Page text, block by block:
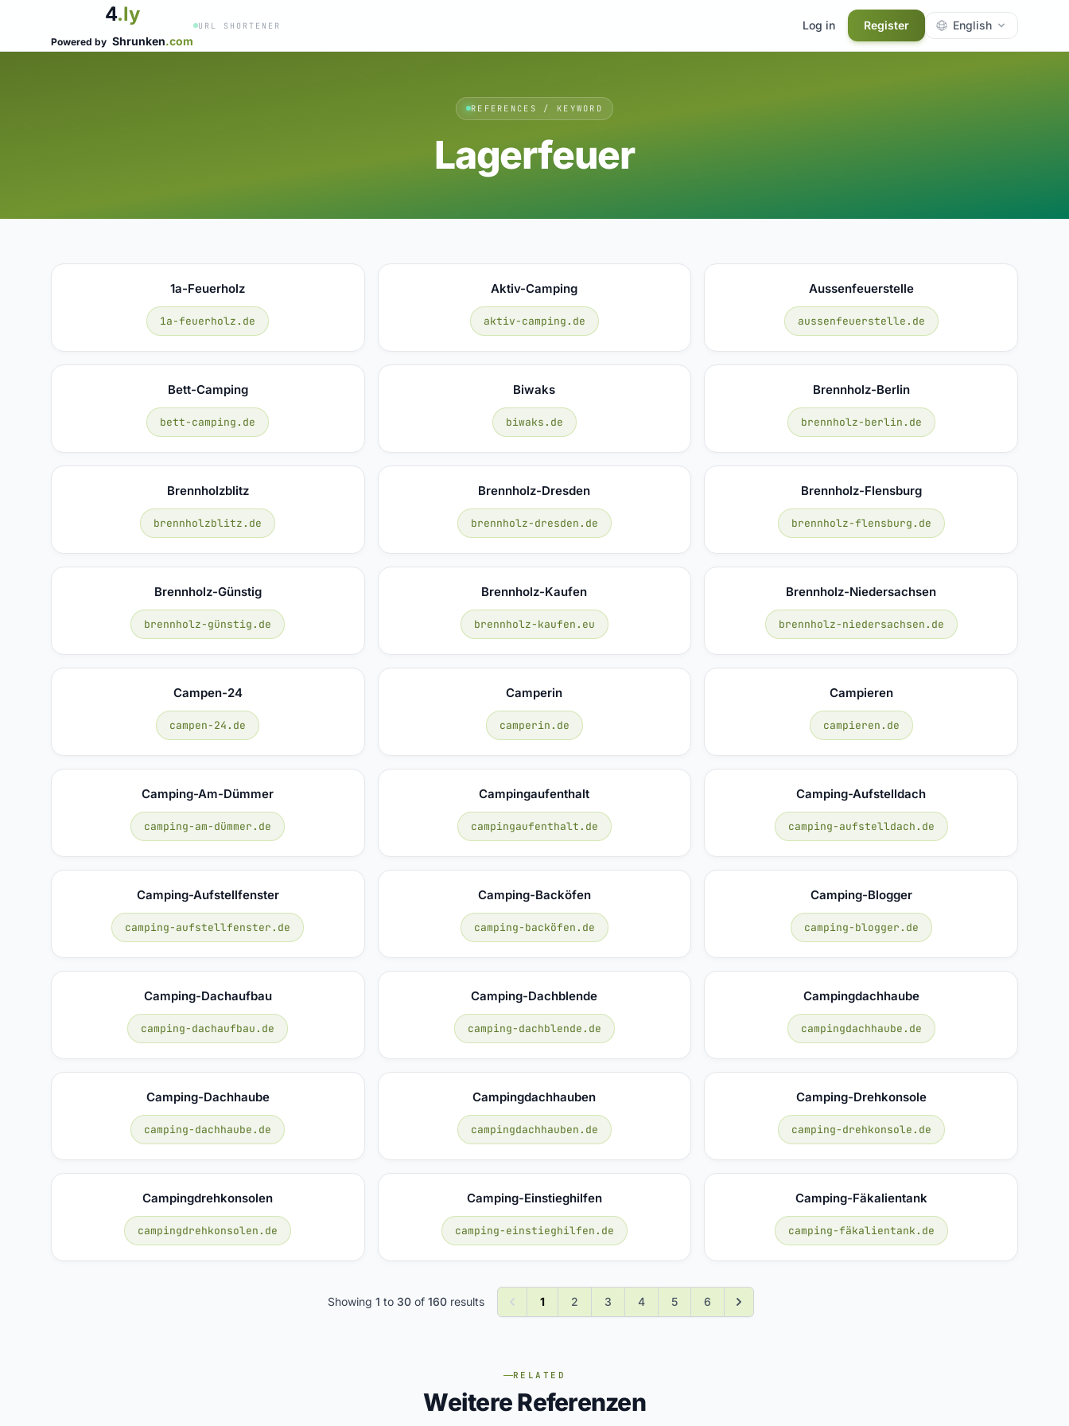
4.ly
Powered by Shrunken.com
URL SHORTENER Log in Register English
REFERENCES / KEYWORD
Lagerfeuer
1a-Feuerholz
1a-feuerholz.de
Aktiv-Camping
aktiv-camping.de
Aussenfeuerstelle
aussenfeuerstelle.de
Bett-Camping
bett-camping.de
Biwaks
biwaks.de
Brennholz-Berlin
brennholz-berlin.de
Brennholzblitz
brennholzblitz.de
Brennholz-Dresden
brennholz-dresden.de
Brennholz-Flensburg
brennholz-flensburg.de
Brennholz-Günstig
brennholz-günstig.de
Brennholz-Kaufen
brennholz-kaufen.eu
Brennholz-Niedersachsen
brennholz-niedersachsen.de
Campen-24
campen-24.de
Camperin
camperin.de
Campieren
campieren.de
Camping-Am-Dümmer
camping-am-dümmer.de
Campingaufenthalt
campingaufenthalt.de
Camping-Aufstelldach
camping-aufstelldach.de
Camping-Aufstellfenster
camping-aufstellfenster.de
Camping-Backöfen
camping-backöfen.de
Camping-Blogger
camping-blogger.de
Camping-Dachaufbau
camping-dachaufbau.de
Camping-Dachblende
camping-dachblende.de
Campingdachhaube
campingdachhaube.de
Camping-Dachhaube
camping-dachhaube.de
Campingdachhauben
campingdachhauben.de
Camping-Drehkonsole
camping-drehkonsole.de
Campingdrehkonsolen
campingdrehkonsolen.de
Camping-Einstieghilfen
camping-einstieghilfen.de
Camping-Fäkalientank
camping-fäkalientank.de
Showing 1 to 30 of 160 results 1 2 3 4 5 6
RELATED
Weitere Referenzen